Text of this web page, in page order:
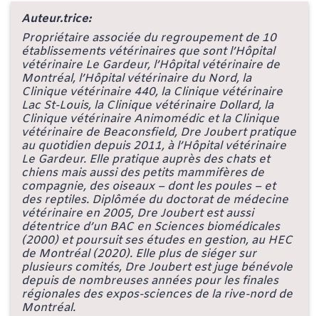
Auteur.trice:
Propriétaire associée du regroupement de 10
établissements vétérinaires que sont l’Hôpital
vétérinaire Le Gardeur, l’Hôpital vétérinaire de
Montréal, l’Hôpital vétérinaire du Nord, la
Clinique vétérinaire 440, la Clinique vétérinaire
Lac St-Louis, la Clinique vétérinaire Dollard, la
Clinique vétérinaire Animomédic et la Clinique
vétérinaire de Beaconsfield, Dre Joubert pratique
au quotidien depuis 2011, à l’Hôpital vétérinaire
Le Gardeur. Elle pratique auprès des chats et
chiens mais aussi des petits mammifères de
compagnie, des oiseaux – dont les poules – et
des reptiles. Diplômée du doctorat de médecine
vétérinaire en 2005, Dre Joubert est aussi
détentrice d’un BAC en Sciences biomédicales
(2000) et poursuit ses études en gestion, au HEC
de Montréal (2020). Elle plus de siéger sur
plusieurs comités, Dre Joubert est juge bénévole
depuis de nombreuses années pour les finales
régionales des expos-sciences de la rive-nord de
Montréal.